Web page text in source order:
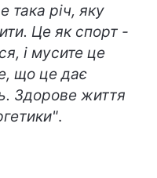
така річ, яку
Це як спорт -
і мусите це
що це дає
Здорове життя
.